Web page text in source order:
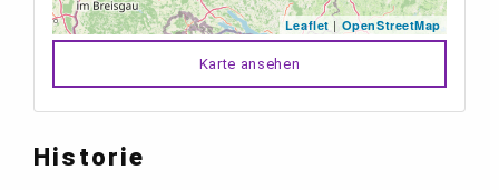
Leaflet | OpenStreetMap
Karte ansehen
Historie